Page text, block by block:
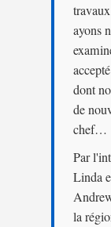
ayons
dont
de
chef…
Par
Linda
la